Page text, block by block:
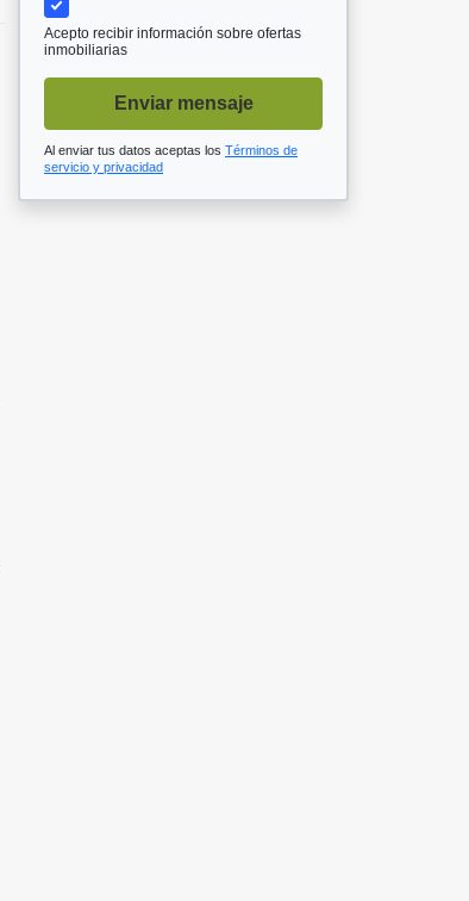
Acepto recibir información sobre ofertas
inmobiliarias
Enviar mensaje
Al enviar tus datos aceptas los Términos de
servicio y privacidad